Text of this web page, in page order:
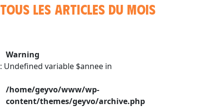
Tous les articles du mois
Warning
: Undefined variable $annee in
/home/geyvo/www/wp-
content/themes/geyvo/archive.php